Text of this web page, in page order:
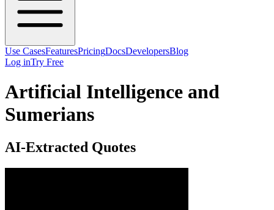
Use CasesFeaturesPricingDocsDevelopersBlog
Log inTry Free
Artificial Intelligence and
Sumerians
AI-Extracted Quotes